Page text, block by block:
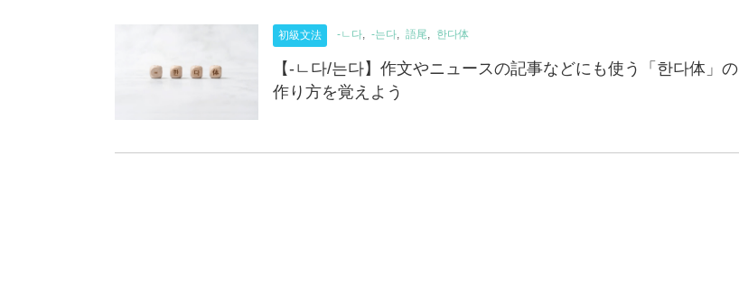
初級文法 -ㄴ다 -는다 語尾 한다体
【-ㄴ다/는다】作文やニュースの記事などにも使う「한다体」の
作り方を覚えよう